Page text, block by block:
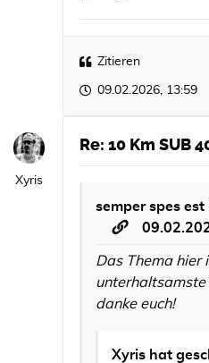
Zitieren
09.02.2026, 13:59
Xyris
Re: 10 Km SUB
semper spes est
Das Thema hier
unterhaltsamste
danke euch!
Xyris hat